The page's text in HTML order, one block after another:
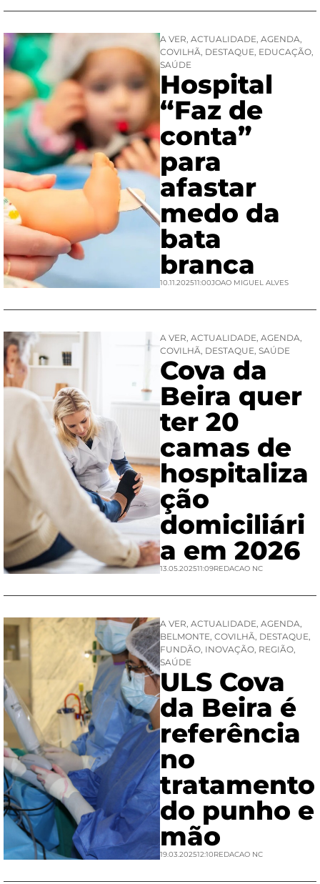
A VER, ACTUALIDADE, AGENDA,
COVILHÃ, DESTAQUE, EDUCAÇÃO,
SAÚDE
Hospital
“Faz de
conta”
para
afastar
medo da
bata
branca
10.11.202511:00JOAO MIGUEL ALVES
A VER, ACTUALIDADE, AGENDA,
COVILHÃ, DESTAQUE, SAÚDE
Cova da
Beira quer
ter 20
camas de
hospitaliza
ção
domiciliári
a em 2026
13.05.202511:09REDACAO NC
A VER, ACTUALIDADE, AGENDA,
BELMONTE, COVILHÃ, DESTAQUE,
FUNDÃO, INOVAÇÃO, REGIÃO,
SAÚDE
ULS Cova
da Beira é
referência
no
tratamento
do punho e
mão
19.03.202512:10REDACAO NC